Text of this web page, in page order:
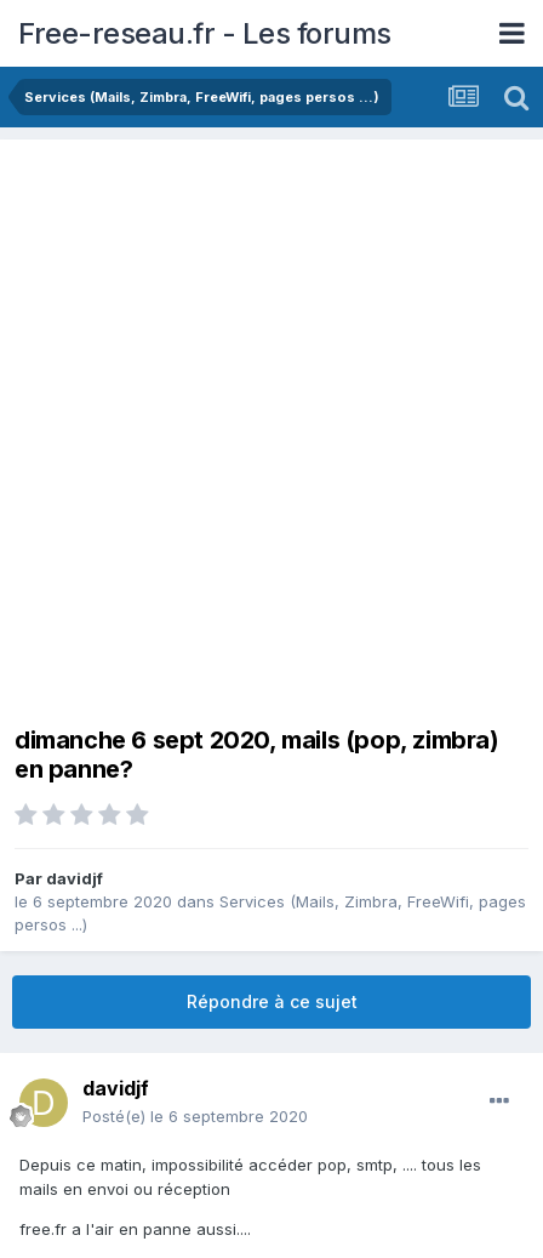
Free-reseau.fr - Les forums
Services (Mails, Zimbra, FreeWifi, pages persos ...)
dimanche 6 sept 2020, mails (pop, zimbra)
en panne?
Par davidjf
le 6 septembre 2020 dans Services (Mails, Zimbra, FreeWifi, pages
persos ...)
Répondre à ce sujet
davidjf
Posté(e) le 6 septembre 2020
Depuis ce matin, impossibilité accéder pop, smtp, .... tous les
mails en envoi ou réception
free.fr a l'air en panne aussi....